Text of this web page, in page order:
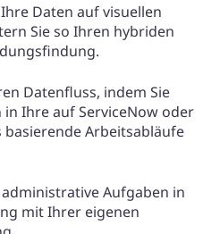
Daten auf visuellen
Sie so Ihren hybriden
Datenfluss, indem Sie
in Ihre auf ServiceNow oder
basierende Arbeitsabläufe
Aufgaben in
mit Ihrer eigenen